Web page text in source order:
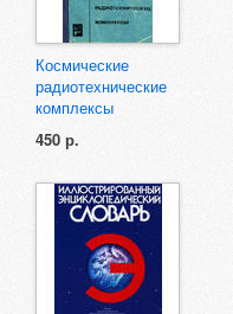
Космические
радиотехнические
комплексы
450 р.